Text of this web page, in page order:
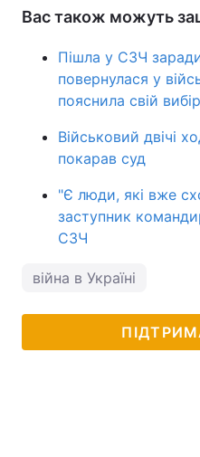
Вас також можуть
Пішла у СЗЧ
повернулася у
пояснила свій вибір
Військовий двічі
покарав суд
"Є люди, які вже
заступник
СЗЧ
війна в Україні